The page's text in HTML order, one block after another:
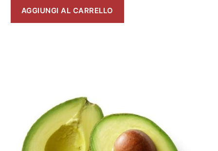
AGGIUNGI AL CARRELLO